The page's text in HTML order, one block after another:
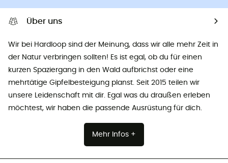
Über uns
Wir bei Hardloop sind der Meinung, dass wir alle mehr Zeit in
der Natur verbringen sollten! Es ist egal, ob du für einen
kurzen Spaziergang in den Wald aufbrichst oder eine
mehrtätige Gipfelbesteigung planst. Seit 2015 teilen wir
unsere Leidenschaft mit dir. Egal was du draußen erleben
möchtest, wir haben die passende Ausrüstung für dich.
Mehr Infos +